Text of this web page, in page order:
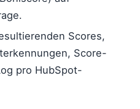
Scores,
Score-
pro HubSpot-